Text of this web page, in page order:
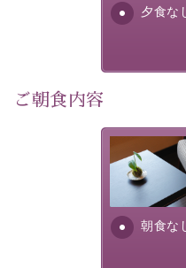
個室料亭、貸切風呂のご
滞在いただけるよう
徹底した衛生管理を行っ
・宿泊料金5%OFF
夕食な
ご朝食内容
朝食な
朝食なし。
合は朝食付
びください